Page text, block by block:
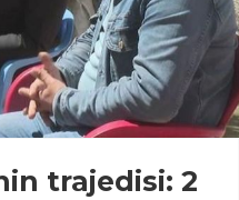
trajedisi: 2